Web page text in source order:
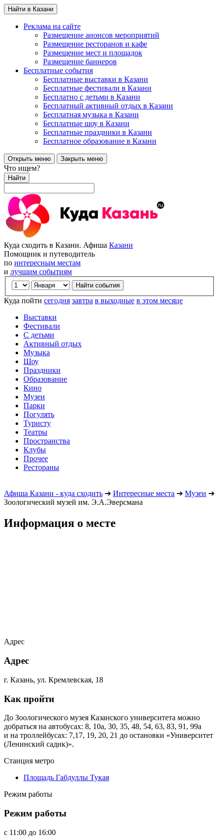
Найти в Казани
Реклама на сайте
Размещение анонсов мероприятий
Размещение ресторанов и кафе
Размещение мест и площадок
Размещение баннеров
Бесплатные события
Бесплатные выставки в Казани
Бесплатные фестивали в Казани
Бесплатно с детьми в Казани
Бесплатный активный отдых в Казани
Бесплатная музыка в Казани
Бесплатные шоу в Казани
Бесплатные праздники в Казани
Бесплатное образование в Казани
Открыть меню Закрыть меню
Что ищем?
Найти
Куда сходить в Казани. Афиша Казани
Помощник и путеводитель
по интересным местам
и лучшим событиям
Куда пойти сегодня завтра в выходные в этом месяце
Выставки
Фестивали
С детьми
Активный отдых
Музыка
Шоу
Праздники
Образование
Кино
Музеи
Парки
Погулять
Туристу
Театры
Пространства
Клубы
Прочее
Рестораны
Афиша Казани - куда сходить ➔ Интересные места ➔ Музеи ➔
Зоологический музей им. Э.А.Эверсмана
Информация о месте
Адрес
Адрес
г. Казань, ул. Кремлевская, 18
Как пройти
До Зоологического музея Казанского университета можно
добраться на автобусах: 8, 10а, 30, 35, 48, 54, 63, 83, 91, 99а
и на троллейбусах: 7,17, 19, 20, 21 до остановки «Университет
(Ленинский садик)».
Станция метро
Площадь Габдуллы Тукая
Режим работы
Режим работы
c 11:00 до 16:00